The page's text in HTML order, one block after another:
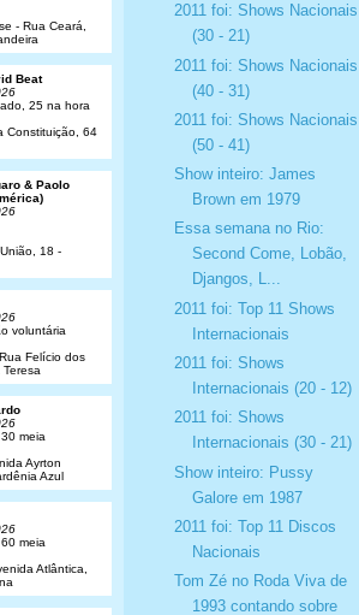
2011 foi: Shows Nacionais
(30 - 21)
2011 foi: Shows Nacionais
(40 - 31)
2011 foi: Shows Nacionais
(50 - 41)
Show inteiro: James
Brown em 1979
Essa semana no Rio:
Second Come, Lobão,
Djangos, L...
2011 foi: Top 11 Shows
Internacionais
2011 foi: Shows
Internacionais (20 - 12)
2011 foi: Shows
Internacionais (30 - 21)
Show inteiro: Pussy
Galore em 1987
2011 foi: Top 11 Discos
Nacionais
Tom Zé no Roda Viva de
1993 contando sobre
- Rua Ceará,
Beat
25 na hora
Constituição, 64
& Paolo
18 -
voluntária
Felício dos
meia
Ayrton
Azul
meia
Atlântica,